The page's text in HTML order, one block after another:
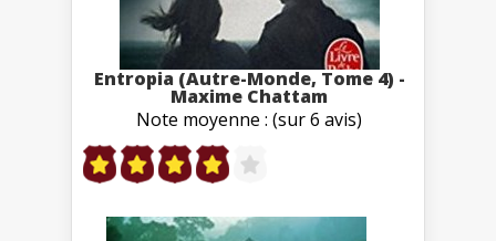
Entropia (Autre-Monde, Tome 4) -
Maxime Chattam
Note moyenne : (sur 6 avis)